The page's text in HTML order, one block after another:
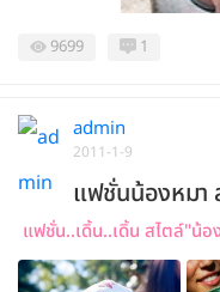
9699 1
admin
2011-1-9
แฟชั่นน้องหมา
แฟชั่น..เดิ้น..เดิ้น สไตล์"น้อ